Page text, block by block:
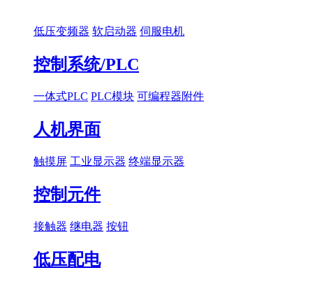
低压变频器 软启动器 伺服电机
控制系统/PLC
一体式PLC PLC模块 可编程器附件
人机界面
触摸屏 工业显示器 终端显示器
控制元件
接触器 继电器 按钮
低压配电